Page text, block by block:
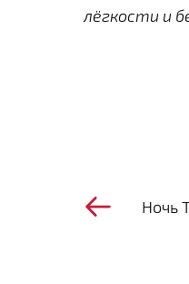
лёгкости и
Ночь